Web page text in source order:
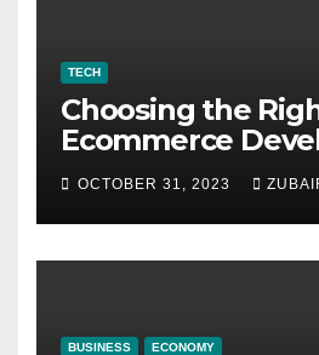
TECH
Choosing the
Ecommerce
Company for Your
OCTOBER 31, 2023
BUSINESS ECONOMY